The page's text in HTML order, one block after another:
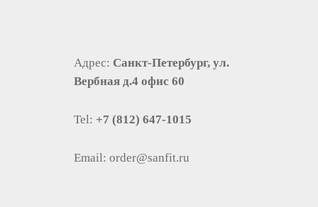
Адрес: Санкт-Петербург, ул.
Вербная д.4 офис 60
Tel: +7 (812) 647-1015
Email: order@sanfit.ru